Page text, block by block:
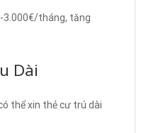
3.000€/tháng, tăng
Dài
thể xin thẻ cư trú dài